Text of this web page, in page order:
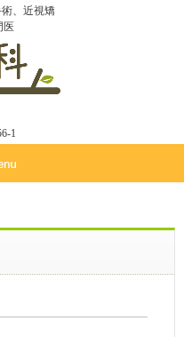
、近視矯
医
1